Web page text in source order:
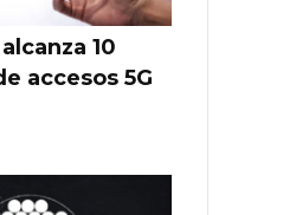
10
accesos 5G